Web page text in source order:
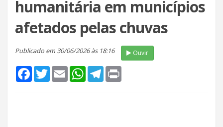
humanitária em municípios
afetados pelas chuvas
Publicado em 30/06/2026 às 18:16 Ouvir
FacebookTwitterEmail WhatsApp
Telegram